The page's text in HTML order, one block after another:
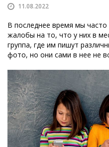
11.08.2022
В последнее время мы
жалобы на то, что у них в
группа, где им пишут
фото, но они сами в нее не